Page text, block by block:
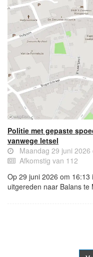
Politie met gepaste
vanwege letsel
Maandag 29 juni
Afkomstig van 112
Op 29 juni 2026 om
uitgereden naar Balans te